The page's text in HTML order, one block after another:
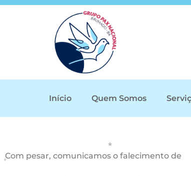
Início Quem Somos
Com pesar, comunicamos o falecimento de